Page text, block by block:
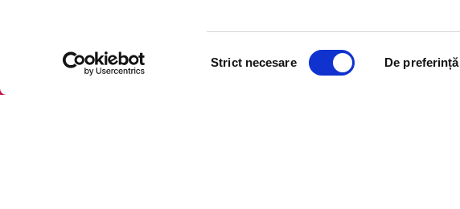
Strict necesare De preferință